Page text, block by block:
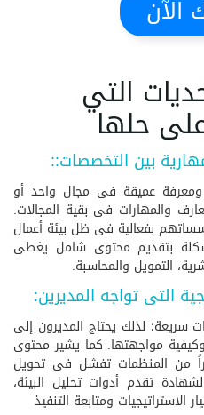
الآن
التي
حلها
بين التخصصات::
ومعرفة عميقة فى مجال واحد أو
والمهارات فى بقية المجالات.
بفعالية فى ظل بيئة أعمال
بتقديم محتوى شامل يغطى
التمويل والمحاسبة.
التى تواجه المديرين:
سريعة؛ لذلك يحتاج المديرون إلى
وكيفية مواجهتها. كما يشير محتوى
من المنظمات تفشل فى تحويل
تقدم أدوات تحليل البيئة،
الاستراتيجيات ومتابعة التنفيذ